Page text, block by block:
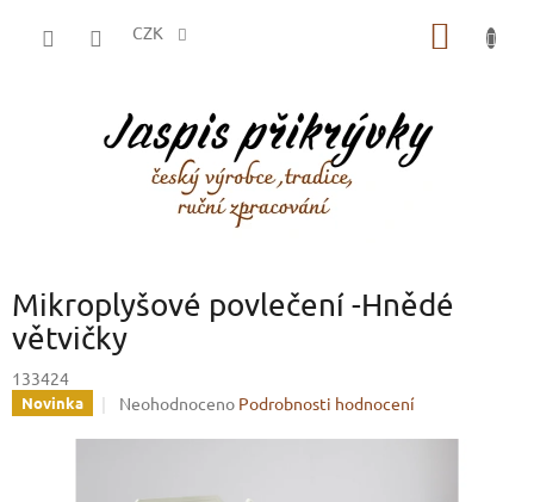
CZK
Mikroplyšové povlečení -Hnědé
větvičky
133424
Novinka
Průměrné
Neohodnoceno Podrobnosti hodnocení